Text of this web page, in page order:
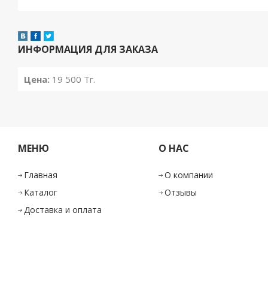
ИНФОРМАЦИЯ ДЛЯ ЗАКАЗА
Цена: 19 500 Тг.
МЕНЮ
Главная
Каталог
Доставка и оплата
О НАС
О компании
Отзывы